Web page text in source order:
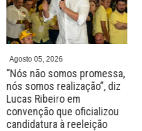
Agosto 05, 2026
“Nós não somos promessa,
nós somos realização”, diz
Lucas Ribeiro em
convenção que oficializou
candidatura à reeleição